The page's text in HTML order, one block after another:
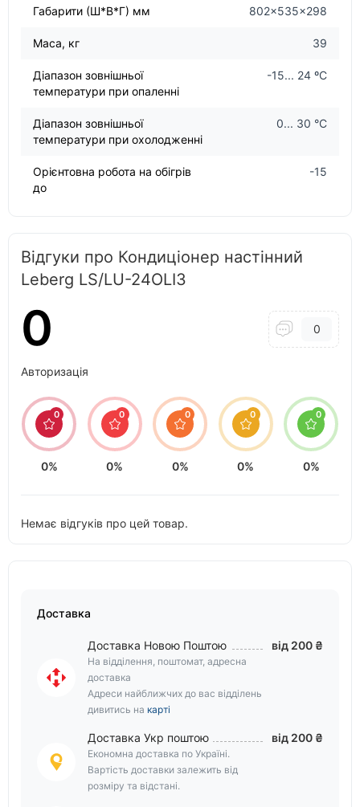
Габарити (Ш*В*Г) мм 802×535×298
Маса, кг 39
Діапазон зовнішньої
температури при опаленні
-15... 24 ºС
Діапазон зовнішньої
температури при охолодженні
0... 30 °С
Орієнтовна робота на обігрів
до
-15
Відгуки про Кондиціонер настінний
Leberg LS/LU-24OLI3
0 0
Авторизація
0
0%
0
0%
0
0%
0
0%
0
0%
Немає відгуків про цей товар.
Доставка
Доставка Новою Поштою
На відділення, поштомат, адресна
доставка
Адреси найближчих до вас відділень
дивитись на карті
від 200 ₴
Доставка Укр поштою
Економна доставка по Україні.
Вартість доставки залежить від
розміру та відстані.
від 200 ₴